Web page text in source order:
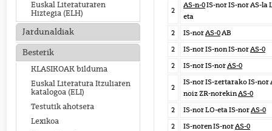
Euskal Literaturaren
Hiztegia (ELH)
Jardunaldiak
Besterik
KLASIKOAK bilduma
Euskal Literatura Itzuliaren
katalogoa (ELI)
Testutik ahotsera
Lexikoa
2
AS-n-0IS-nor IS-nor AS-la
eta
2
IS-norAS-0AB
2
IS-nor IS-non IS-norAS-0
2
IS-nor IS-norAS-0
2
IS-nor IS-zertarako IS-nor
noiz ZR-norekinAS-0
2
IS-nor LO-eta IS-norAS-0
2
IS-noren IS-norAS-0